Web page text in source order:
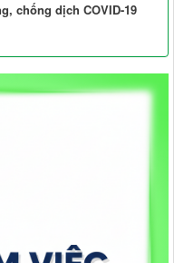
chống dịch COVID-19